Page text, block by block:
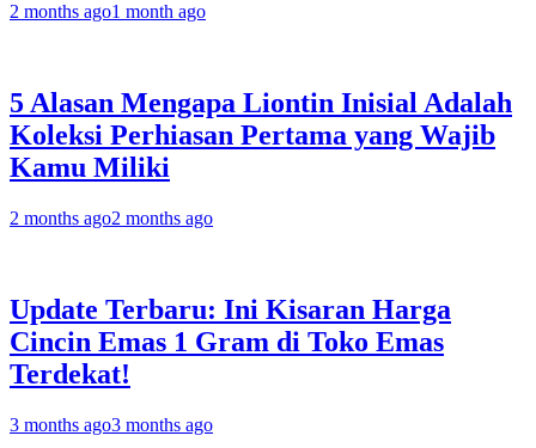
2 months ago1 month ago
5 Alasan Mengapa Liontin Inisial Adalah
Koleksi Perhiasan Pertama yang Wajib
Kamu Miliki
2 months ago2 months ago
Update Terbaru: Ini Kisaran Harga
Cincin Emas 1 Gram di Toko Emas
Terdekat!
3 months ago3 months ago